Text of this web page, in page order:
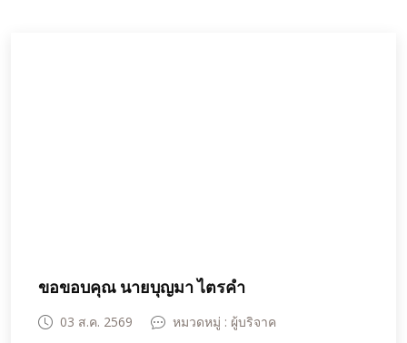
ขอขอบคุณ นายบุญมา ไตรคำ
03 ส.ค. 2569 หมวดหมู่ : ผู้บริจาค